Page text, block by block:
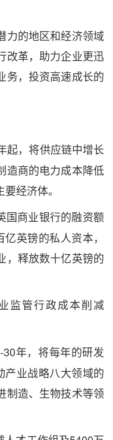
的地区和经济领域
改革，助力企业更迅
务，投资高速成长的
起，将供应链中增长
造商的电力成本降低
经济体。
国商业银行的融资额
英镑的私人资本，
，释放数十亿英镑的
监管行政成本削减
30年，将每年的研发
产业战略八大领域的
制造、生物技术等领